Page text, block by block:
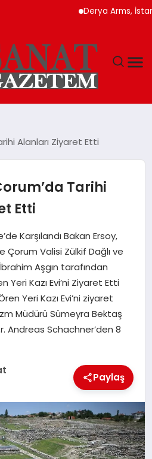
Derya Arms, İstanbul
Alanları Ziyaret Etti
Tarihi
Etti
Karşılandı Bakan Ersoy,
Çorum Valisi Zülkif Dağlı ve
Aşgın tarafından
Yeri Kazı Evi’ni Ziyaret Etti
Yeri Kazı Evi’ni ziyaret
Müdürü Sümeyra Bektaş
Andreas Schachner’den 8
Paylaş